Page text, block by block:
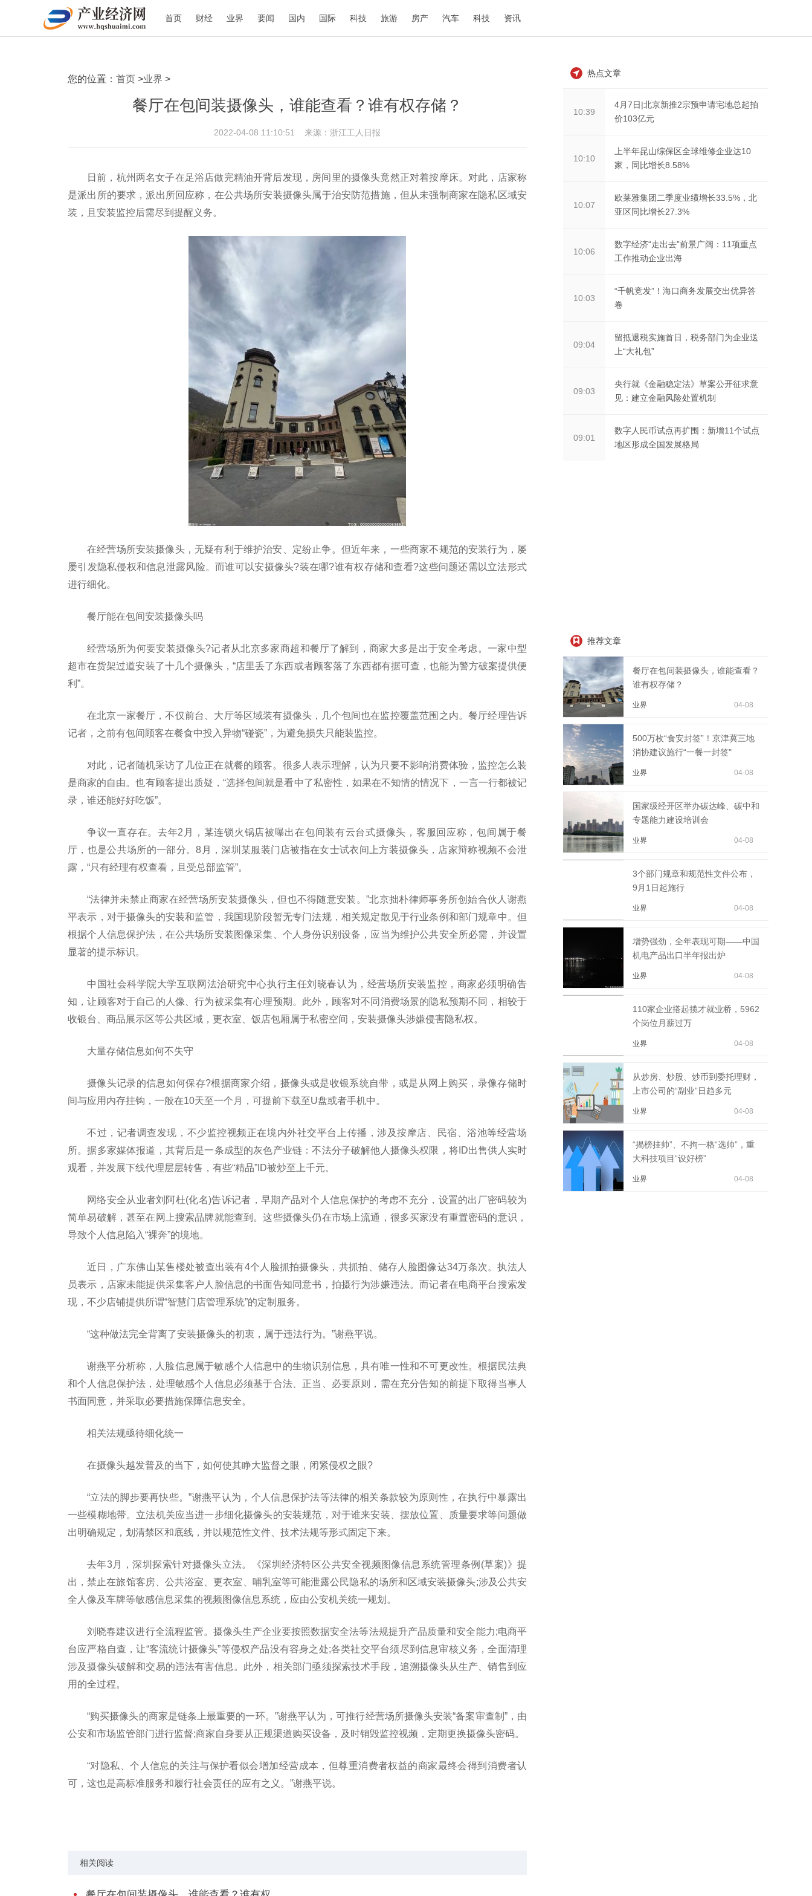
首页 财经 业界 要闻 国内 国际 科技 旅游 房产 汽车 科技 资讯
您的位置： 首页 >业界 >
餐厅在包间装摄像头，谁能查看？谁有权存储？
2022-04-08 11:10:51 来源：浙江工人日报
日前，杭州两名女子在足浴店做完精油开背后发现，房间里的摄像头竟然正对着按摩床。对此，店家称
是派出所的要求，派出所回应称，在公共场所安装摄像头属于治安防范措施，但从未强制商家在隐私区域安
装，且安装监控后需尽到提醒义务。
在经营场所安装摄像头，无疑有利于维护治安、定纷止争。但近年来，一些商家不规范的安装行为，屡
屡引发隐私侵权和信息泄露风险。而谁可以安摄像头?装在哪?谁有权存储和查看?这些问题还需以立法形式
进行细化。
餐厅能在包间安装摄像头吗
经营场所为何要安装摄像头?记者从北京多家商超和餐厅了解到，商家大多是出于安全考虑。一家中型
超市在货架过道安装了十几个摄像头，“店里丢了东西或者顾客落了东西都有据可查，也能为警方破案提供便
利”。
在北京一家餐厅，不仅前台、大厅等区域装有摄像头，几个包间也在监控覆盖范围之内。餐厅经理告诉
记者，之前有包间顾客在餐食中投入异物“碰瓷”，为避免损失只能装监控。
对此，记者随机采访了几位正在就餐的顾客。很多人表示理解，认为只要不影响消费体验，监控怎么装
是商家的自由。也有顾客提出质疑，“选择包间就是看中了私密性，如果在不知情的情况下，一言一行都被记
录，谁还能好好吃饭”。
争议一直存在。去年2月，某连锁火锅店被曝出在包间装有云台式摄像头，客服回应称，包间属于餐
厅，也是公共场所的一部分。8月，深圳某服装门店被指在女士试衣间上方装摄像头，店家辩称视频不会泄
露，“只有经理有权查看，且受总部监管”。
“法律并未禁止商家在经营场所安装摄像头，但也不得随意安装。”北京拙朴律师事务所创始合伙人谢燕
平表示，对于摄像头的安装和监管，我国现阶段暂无专门法规，相关规定散见于行业条例和部门规章中。但
根据个人信息保护法，在公共场所安装图像采集、个人身份识别设备，应当为维护公共安全所必需，并设置
显著的提示标识。
中国社会科学院大学互联网法治研究中心执行主任刘晓春认为，经营场所安装监控，商家必须明确告
知，让顾客对于自己的人像、行为被采集有心理预期。此外，顾客对不同消费场景的隐私预期不同，相较于
收银台、商品展示区等公共区域，更衣室、饭店包厢属于私密空间，安装摄像头涉嫌侵害隐私权。
大量存储信息如何不失守
摄像头记录的信息如何保存?根据商家介绍，摄像头或是收银系统自带，或是从网上购买，录像存储时
间与应用内存挂钩，一般在10天至一个月，可提前下载至U盘或者手机中。
不过，记者调查发现，不少监控视频正在境内外社交平台上传播，涉及按摩店、民宿、浴池等经营场
所。据多家媒体报道，其背后是一条成型的灰色产业链：不法分子破解他人摄像头权限，将ID出售供人实时
观看，并发展下线代理层层转售，有些“精品”ID被炒至上千元。
网络安全从业者刘阿杜(化名)告诉记者，早期产品对个人信息保护的考虑不充分，设置的出厂密码较为
简单易破解，甚至在网上搜索品牌就能查到。这些摄像头仍在市场上流通，很多买家没有重置密码的意识，
导致个人信息陷入“裸奔”的境地。
近日，广东佛山某售楼处被查出装有4个人脸抓拍摄像头，共抓拍、储存人脸图像达34万条次。执法人
员表示，店家未能提供采集客户人脸信息的书面告知同意书，拍摄行为涉嫌违法。而记者在电商平台搜索发
现，不少店铺提供所谓“智慧门店管理系统”的定制服务。
“这种做法完全背离了安装摄像头的初衷，属于违法行为。”谢燕平说。
谢燕平分析称，人脸信息属于敏感个人信息中的生物识别信息，具有唯一性和不可更改性。根据民法典
和个人信息保护法，处理敏感个人信息必须基于合法、正当、必要原则，需在充分告知的前提下取得当事人
书面同意，并采取必要措施保障信息安全。
相关法规亟待细化统一
在摄像头越发普及的当下，如何使其睁大监督之眼，闭紧侵权之眼?
“立法的脚步要再快些。”谢燕平认为，个人信息保护法等法律的相关条款较为原则性，在执行中暴露出
一些模糊地带。立法机关应当进一步细化摄像头的安装规范，对于谁来安装、摆放位置、质量要求等问题做
出明确规定，划清禁区和底线，并以规范性文件、技术法规等形式固定下来。
去年3月，深圳探索针对摄像头立法。《深圳经济特区公共安全视频图像信息系统管理条例(草案)》提
出，禁止在旅馆客房、公共浴室、更衣室、哺乳室等可能泄露公民隐私的场所和区域安装摄像头;涉及公共安
全人像及车牌等敏感信息采集的视频图像信息系统，应由公安机关统一规划。
刘晓春建议进行全流程监管。摄像头生产企业要按照数据安全法等法规提升产品质量和安全能力;电商平
台应严格自查，让“客流统计摄像头”等侵权产品没有容身之处;各类社交平台须尽到信息审核义务，全面清理
涉及摄像头破解和交易的违法有害信息。此外，相关部门亟须探索技术手段，追溯摄像头从生产、销售到应
用的全过程。
“购买摄像头的商家是链条上最重要的一环。”谢燕平认为，可推行经营场所摄像头安装“备案审查制”，由
公安和市场监管部门进行监督;商家自身要从正规渠道购买设备，及时销毁监控视频，定期更换摄像头密码。
“对隐私、个人信息的关注与保护看似会增加经营成本，但尊重消费者权益的商家最终会得到消费者认
可，这也是高标准服务和履行社会责任的应有之义。”谢燕平说。
相关阅读
热点文章
10:39
4月7日|北京新推2宗预申请宅地总起拍
价103亿元
10:10
上半年昆山综保区全球维修企业达10
家，同比增长8.58%
10:07
欧莱雅集团二季度业绩增长33.5%，北
亚区同比增长27.3%
10:06
数字经济“走出去”前景广阔：11项重点
工作推动企业出海
10:03
“千帆竞发”！海口商务发展交出优异答
卷
09:04
留抵退税实施首日，税务部门为企业送
上“大礼包”
09:03
央行就《金融稳定法》草案公开征求意
见：建立金融风险处置机制
09:01
数字人民币试点再扩围：新增11个试点
地区形成全国发展格局
推荐文章
餐厅在包间装摄像头，谁能查看？
谁有权存储？
业界 04-08
500万枚“食安封签”！京津冀三地
消协建议施行“一餐一封签"
业界 04-08
国家级经开区举办碳达峰、碳中和
专题能力建设培训会
业界 04-08
3个部门规章和规范性文件公布，
9月1日起施行
业界 04-08
增势强劲，全年表现可期——中国
机电产品出口半年报出炉
业界 04-08
110家企业搭起揽才就业桥，5962
个岗位月薪过万
业界 04-08
从炒房、炒股、炒币到委托理财，
上市公司的“副业”日趋多元
业界 04-08
“揭榜挂帅”、不拘一格“选帅”，重
大科技项目“设好榜”
业界 04-08